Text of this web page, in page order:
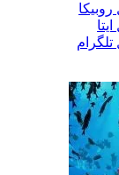
روبیکا
تلگرام